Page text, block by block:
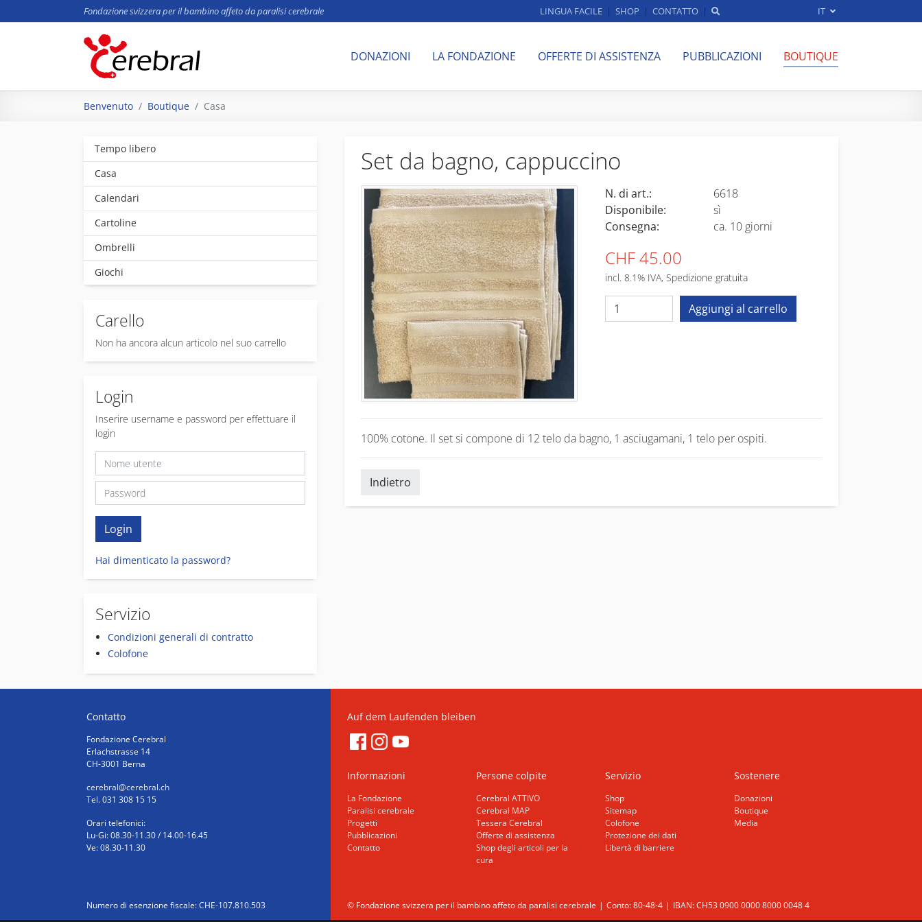
Fondazione svizzera per il bambino affeto da paralisi cerebrale LINGUA FACILE SHOP CONTATTO IT
DONAZIONI LA FONDAZIONE OFFERTE DI ASSISTENZA PUBBLICAZIONI BOUTIQUE
Benvenuto Boutique Casa
Tempo libero
Casa
Calendari
Cartoline
Ombrelli
Giochi
Carello
Non ha ancora alcun articolo nel suo carrello
Login
Inserire username e password per effettuare il
login
Hai dimenticato la password?
Servizio
Condizioni generali di contratto
Colofone
Set da bagno, cappuccino
N. di art.:
6618
Disponibile:
sì
Consegna:
ca. 10 giorni
CHF 45.00
incl. 8.1% IVA, Spedizione gratuita
100% cotone. Il set si compone di 12 telo da bagno, 1 asciugamani, 1 telo per ospiti.
Indietro
Contatto
Fondazione Cerebral
Erlachstrasse 14
CH-3001 Berna
cerebral@cerebral.ch
Tel. 031 308 15 15
Orari telefonici:
Lu-Gi: 08.30-11.30 / 14.00-16.45
Ve: 08.30-11.30
Auf dem Laufenden bleiben
Informazioni
La Fondazione
Paralisi cerebrale
Progetti
Pubblicazioni
Contatto
Persone colpite
Cerebral ATTIVO
Cerebral MAP
Tessera Cerebral
Offerte di assistenza
Shop degli articoli per la
cura
Servizio
Shop
Sitemap
Colofone
Protezione dei dati
Libertà di barriere
Sostenere
Donazioni
Boutique
Media
Numero di esenzione fiscale: CHE-107.810.503 © Fondazione svizzera per il bambino affeto da paralisi cerebrale Conto: 80-48-4 IBAN: CH53 0900 0000 8000 0048 4